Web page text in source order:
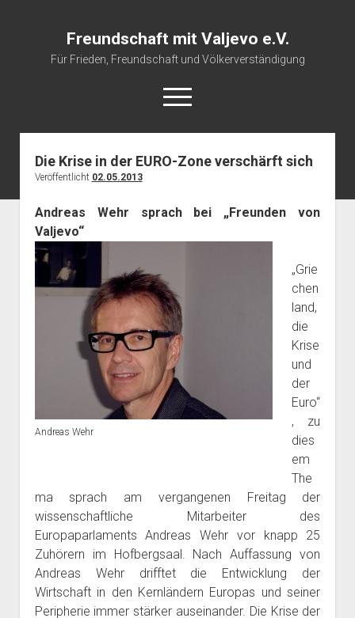
Freundschaft mit Valjevo e.V.
Für Frieden, Freundschaft und Völkerverständigung
open
menu
Startseite
Über uns
Die Krise in der EURO-Zone verschärft sich
Veröffentlicht 02.05.2013
Andreas Wehr sprach bei „Freunden von
Valjevo“
Andreas Wehr
„Grie
chen
land,
die
Krise
und
der
Euro“
, zu
dies
em
The
ma sprach am vergangenen Freitag der
wissenschaftliche Mitarbeiter des
Europaparlaments Andreas Wehr vor knapp 25
Zuhörern im Hofbergsaal. Nach Auffassung von
Andreas Wehr drifftet die Entwicklung der
Wirtschaft in den Kernländern Europas und seiner
Peripherie immer stärker auseinander. Die Krise der